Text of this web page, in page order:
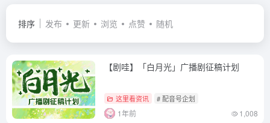
排序 发布 更新 浏览 点赞 随机
【剧哇】「白月光」广播剧征稿计划
这里看资讯 # 配音号企划
1年前 1,008